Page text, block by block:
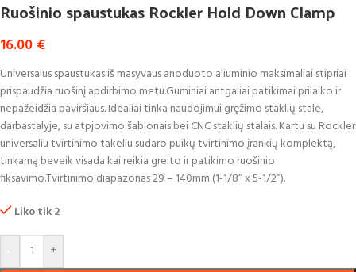
Ruošinio spaustukas Rockler Hold Down Clamp
16.00 €
Universalus spaustukas iš masyvaus anoduoto aliuminio maksimaliai stipriai
prispaudžia ruošinį apdirbimo metu.Guminiai antgaliai patikimai prilaiko ir
nepažeidžia paviršiaus. Idealiai tinka naudojimui gręžimo staklių stale,
darbastalyje, su atpjovimo šablonais bei CNC staklių stalais. Kartu su Rockler
universaliu tvirtinimo takeliu sudaro puikų tvirtinimo įrankių komplektą,
tinkamą beveik visada kai reikia greito ir patikimo ruošinio
fiksavimo.Tvirtinimo diapazonas 29 – 140mm (1-1/8” x 5-1/2”).
Liko tik 2
- +